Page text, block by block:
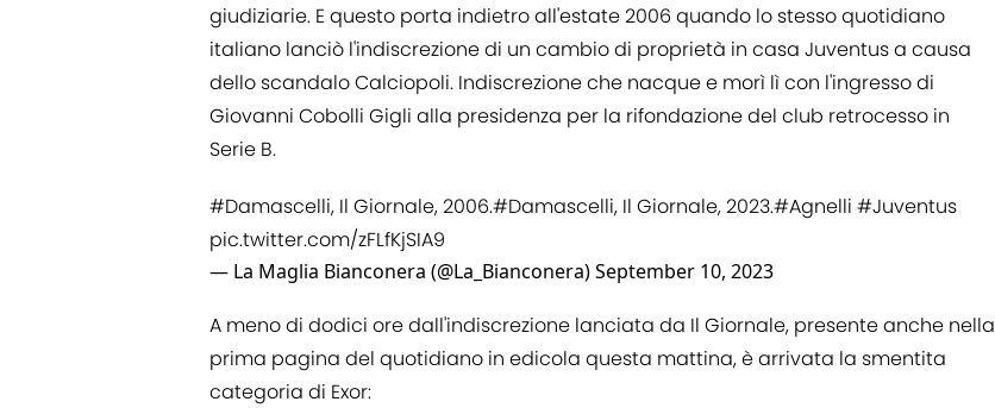
giudiziarie. E questo porta indietro all'estate 2006 quando lo stesso quotidiano
italiano lanciò l'indiscrezione di un cambio di proprietà in casa Juventus a causa
dello scandalo Calciopoli. Indiscrezione che nacque e morì lì con l'ingresso di
Giovanni Cobolli Gigli alla presidenza per la rifondazione del club retrocesso in
Serie B.
#Damascelli, Il Giornale, 2006.#Damascelli, Il Giornale, 2023.#Agnelli #Juventus
pic.twitter.com/zFLfKjSIA9
— La Maglia Bianconera (@La_Bianconera)September 10, 2023
A meno di dodici ore dall'indiscrezione lanciata da Il Giornale, presente anche nella
prima pagina del quotidiano in edicola questa mattina, è arrivata la smentita
categoria di Exor: